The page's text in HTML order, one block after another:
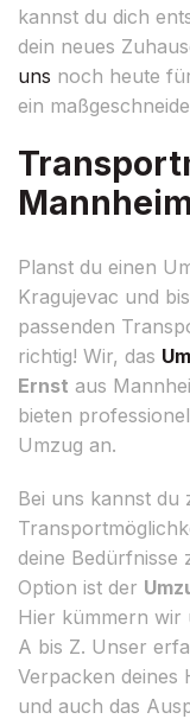
kannst du dich
dein neues
uns noch heute
ein
Planst du einen
Kragujevac und
passenden
richtig! Wir, das
Ernst aus
bieten
Umzug an.
Bei uns kannst du
deine Bedürfnisse
Option ist der
Hier kümmern wir
A bis Z. Unser
Verpacken deines
und auch das